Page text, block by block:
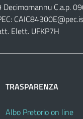
C.a.p.
Elett. UFKP7H
TRASPARENZA
Albo Pretorio on line